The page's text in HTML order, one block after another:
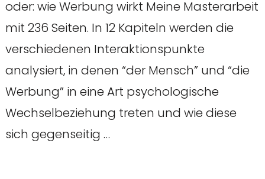
oder: wie Werbung wirkt Meine Masterarbeit
mit 236 Seiten. In 12 Kapiteln werden die
verschiedenen Interaktionspunkte
analysiert, in denen “der Mensch” und “die
Werbung” in eine Art psychologische
Wechselbeziehung treten und wie diese
sich gegenseitig …